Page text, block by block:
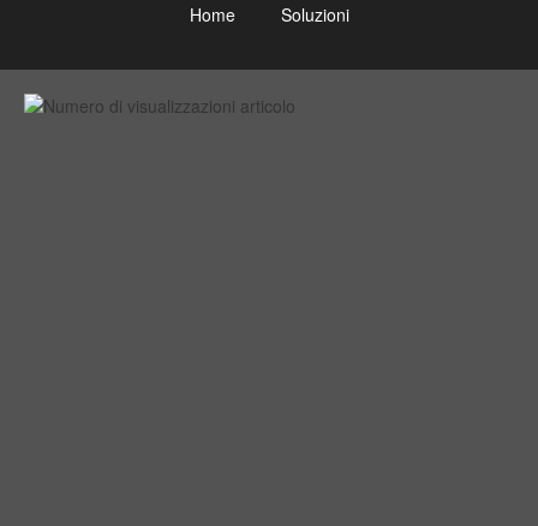
Home Soluzioni